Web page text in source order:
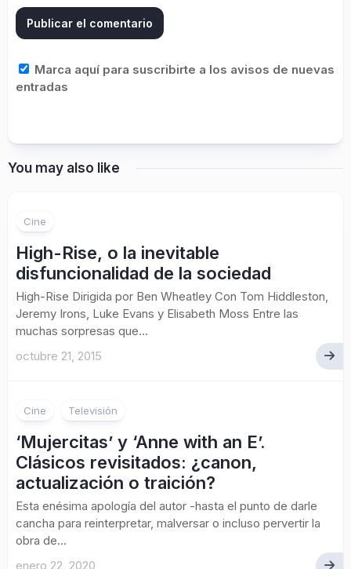
Marca aquí para suscribirte a los avisos de nuevas
entradas
You may also like
Cine
High-Rise, o la inevitable
disfuncionalidad de la sociedad
High-Rise Dirigida por Ben Wheatley Con Tom Hiddleston,
Jeremy Irons, Luke Evans y Elisabeth Moss Entre las
muchas sorpresas que...
octubre 21, 2015
Cine Televisión
‘Mujercitas’ y ‘Anne with an E’.
Clásicos revisitados: ¿canon,
actualización o traición?
Esta enésima apología del autor -hasta el punto de darle
cancha para reinterpretar, malversar o incluso pervertir la
obra de...
enero 22, 2020